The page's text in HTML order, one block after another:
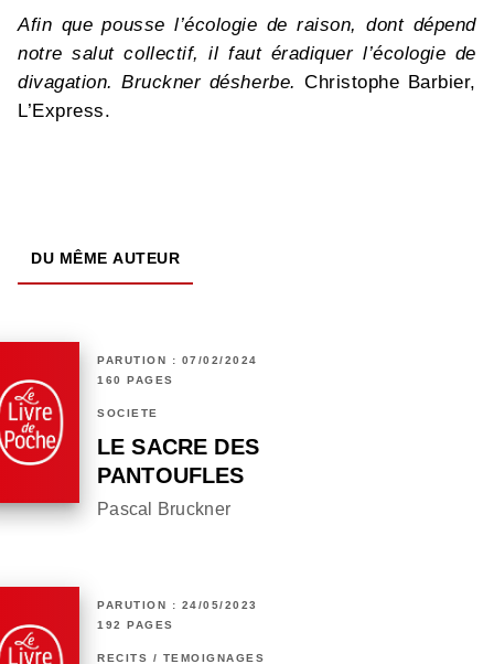
Afin que pousse l’écologie de raison, dont dépend
notre salut collectif, il faut éradiquer l’écologie de
divagation. Bruckner désherbe. Christophe Barbier,
L’Express.
DU MÊME AUTEUR
PARUTION : 07/02/2024
160 PAGES
SOCIÉTÉ
LE SACRE DES
PANTOUFLES
Pascal Bruckner
PARUTION : 24/05/2023
192 PAGES
RÉCITS / TÉMOIGNAGES